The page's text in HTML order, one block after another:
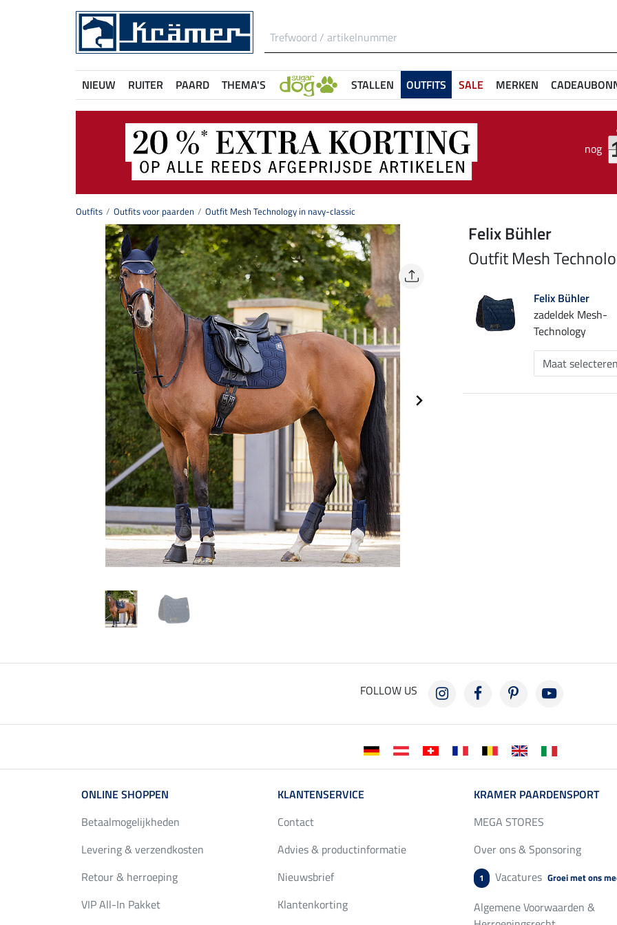
NIEUW RUITER PAARD THEMA'S STALLEN OUTFITS SALE MERKEN
nog
Outfits Outfits voor paarden Outfit Mesh Technology in navy-classic
Felix Bühler
Outfit Mesh
Felix Bühler
zadeldek Mesh-
Technology
FOLLOW US
ONLINE SHOPPEN
Betaalmogelijkheden
Levering & verzendkosten
Retour & herroeping
VIP All-In Pakket
KLANTENSERVICE
Contact
Advies & productinformatie
Nieuwsbrief
Klantenkorting
KRAMER PAARDENSPORT
MEGA STORES
Over ons & Sponsoring
1 Vacatures Groei met ons
Algemene Voorwaarden &